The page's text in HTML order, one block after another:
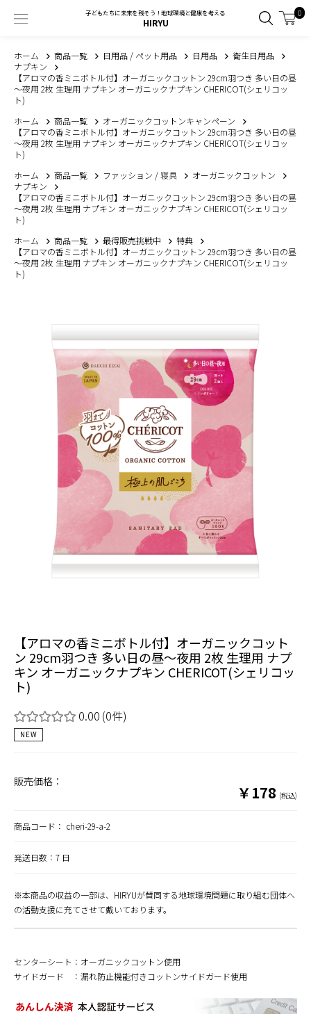
子どもたちに未来を残そう！地球環境と健康を考える
HIRYU
0
ホーム 商品一覧 日用品 / ペット用品 日用品
衛生日用品
ナプキン
【アロマの香ミニボトル付】オーガニックコットン 29cm羽つき 多い日の昼
～夜用 2枚 生理用 ナプキン オーガニックナプキン CHERICOT(シェリコッ
ト)
ホーム
商品一覧
オーガニックコットンキャンペーン
【アロマの香ミニボトル付】オーガニックコットン 29cm羽つき 多い日の昼
～夜用 2枚 生理用 ナプキン オーガニックナプキン CHERICOT(シェリコッ
ト)
ホーム
商品一覧 ファッション / 寝具
オーガニックコットン
ナプキン
【アロマの香ミニボトル付】オーガニックコットン 29cm羽つき 多い日の昼
～夜用 2枚 生理用 ナプキン オーガニックナプキン CHERICOT(シェリコッ
ト)
ホーム
商品一覧 最得販売挑戦中
特典
【アロマの香ミニボトル付】オーガニックコットン 29cm羽つき 多い日の昼
～夜用 2枚 生理用 ナプキン オーガニックナプキン CHERICOT(シェリコッ
ト)
【アロマの香ミニボトル付】オーガニックコット
ン 29cm羽つき 多い日の昼～夜用 2枚 生理用 ナプ
キン オーガニックナプキン CHERICOT(シェリコッ
ト)
0.00 (0件)
NEW
販売価格：
￥178 (税込)
商品コード： cheri-29-a-2
発送日数：7 日
※本商品の収益の一部は、HIRYUが賛同する地球環境問題に取り組む団体へ
の活動支援に充てさせて戴いております。
センターシート：オーガニックコットン使用
サイドガード ：漏れ防止機能付きコットンサイドガード使用